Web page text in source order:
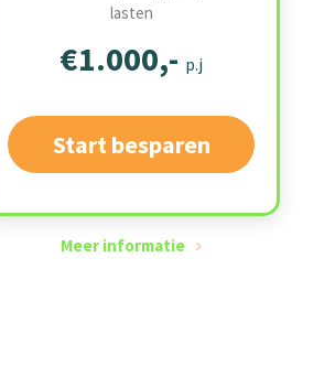
lasten
€1.000,- p.j
Start besparen
Meer informatie